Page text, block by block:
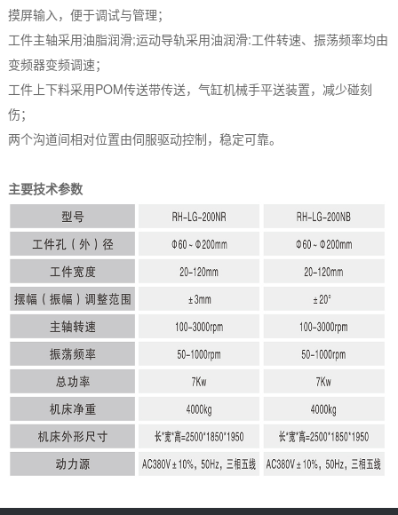
摸屏输入，便于调试与管理；
工件主轴采用油脂润滑;运动导轨采用油润滑:工件转速、振荡频率均由
变频器变频调速；
工件上下料采用POM传送带传送，气缸机械手平送装置，减少碰刻
伤；
两个沟道间相对位置由伺服驱动控制，稳定可靠。
主要技术参数